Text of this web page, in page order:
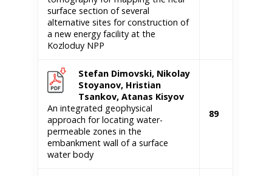
surface section of several
alternative sites for construction of
a new energy facility at the
Kozloduy NPP
Stefan Dimovski, Nikolay
Stoyanov, Hristian
Tsankov, Atanas Kisyov
An integrated geophysical
approach for locating water-
permeable zones in the
embankment wall of a surface
water body
89